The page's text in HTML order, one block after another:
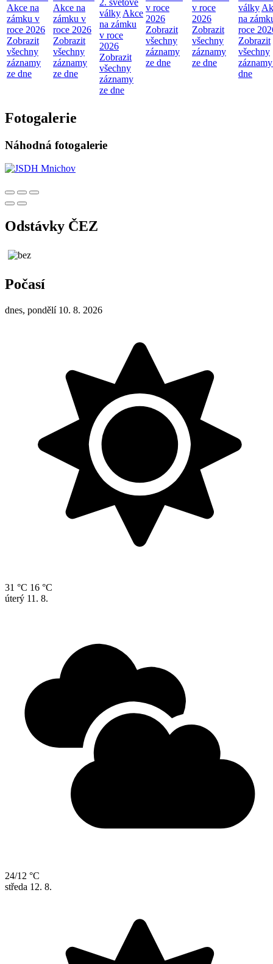
Akce na
zámku v
roce 2026
Zobrazit
všechny
záznamy
ze dne
Akce na
zámku v
roce 2026
Zobrazit
všechny
záznamy
ze dne
2. světové
války Akce
na zámku
v roce
2026
Zobrazit
všechny
záznamy
ze dne
v roce
2026
Zobrazit
všechny
záznamy
ze dne
v roce
2026
Zobrazit
všechny
záznamy
ze dne
války
na
roce
Zobrazit
všechny
dne
Fotogalerie
Náhodná fotogalerie
Odstávky ČEZ
Počasí
dnes, pondělí 10. 8. 2026
31 °C 16 °C
úterý 11. 8.
24/12 °C
středa 12. 8.